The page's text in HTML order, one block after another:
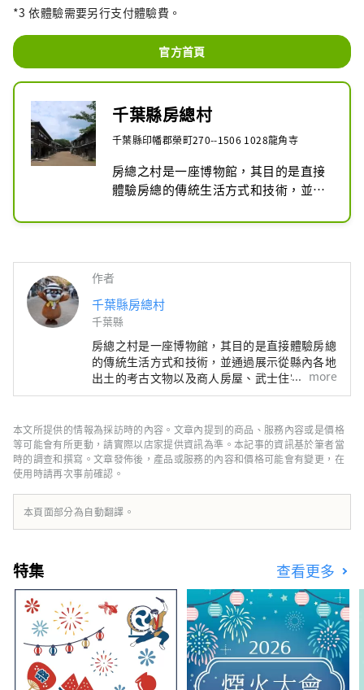
*3 依體驗需要另行支付體驗費。
官方首頁
千葉縣房總村
千葉縣印幡郡榮町270--1506 1028龍角寺
房總之村是一座博物館，其目的是直接
體驗房總的傳統生活方式和技術，並通
商人房屋、武士住宅和農舍來了解其歷
「故鄉技能體驗區」再現了江戶末期至
明治初期房總的商人住宅、武士住宅、
農場等，包括當時的景觀和環境。除了
展覽之外，參觀者還可以透過直接體驗
來了解傳統技術和當時的生活方式。
在風土記之丘地區，您可以了解歷史和
區的縣內最大的古墳之一的龍角寺古
墳。可以參觀風土樹之丘博物館，裡面
展示從原始和古代遺跡中出土的考古資
作者
千葉縣房總村
千葉縣
房總之村是一座博物館，其目的是直接體驗房總
的傳統生活方式和技術，並通過展示從縣內各地
出土的考古文物以及商人房屋、武士住宅和農舍
來了解其歷史。 。 「故鄉技能體驗區」再現了
宅、農場等，包括當時的景觀和環境。除了展覽
之外，參觀者還可以透過直接體驗來了解傳統技
術和當時的生活方式。 在風土記之丘地區，您
可以了解歷史和自然，您會發現茂密的林地和遍
布該地區的縣內最大的古墳之一的龍角寺古墳。
可以參觀風土樹之丘博物館，裡面展示從原始和
more
本文所提供的情報為採訪時的內容。文章內提到的商品、服務內容或是價格
等可能會有所更動，請實際以店家提供資訊為準。本記事的資訊基於筆者當
時的調查和撰寫。文章發佈後，產品或服務的內容和價格可能會有變更，在
使用時請再次事前確認。
本頁面部分為自動翻譯。
特集 查看更多